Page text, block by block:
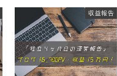
収益報告